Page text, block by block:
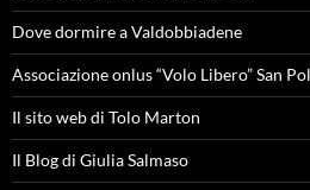
Dove dormire a Valdobbiadene
Associazione onlus “Volo Libero” San
Il sito web di Tolo Marton
Il Blog di Giulia Salmaso